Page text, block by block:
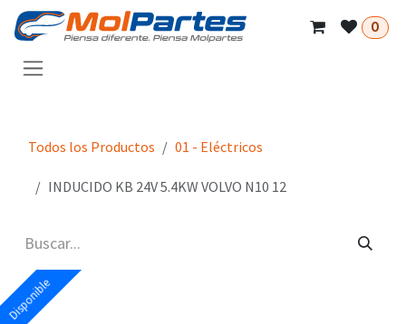
Ir al contenido
0
Todos los Productos 01 - Eléctricos
INDUCIDO KB 24V 5.4KW VOLVO N10 12
Disponible
Disponible